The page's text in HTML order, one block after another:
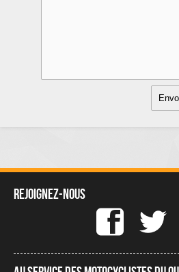
Rejoignez-nous